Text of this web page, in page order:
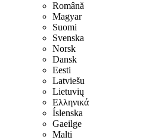
Română
Magyar
Suomi
Svenska
Norsk
Dansk
Eesti
Latviešu
Lietuvių
Ελληνικά
Íslenska
Gaeilge
Malti